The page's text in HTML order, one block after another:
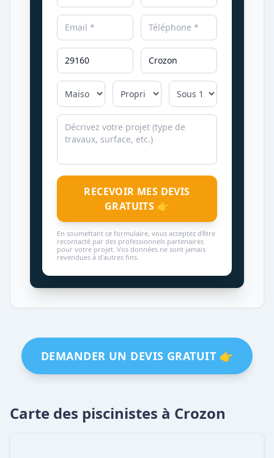
RECEVOIR MES DEVIS
GRATUITS 👉
En soumettant ce formulaire, vous acceptez d'être
recontacté par des professionnels partenaires
pour votre projet. Vos données ne sont jamais
revendues à d'autres fins.
DEMANDER UN DEVIS GRATUIT 👉
Carte des piscinistes à Crozon